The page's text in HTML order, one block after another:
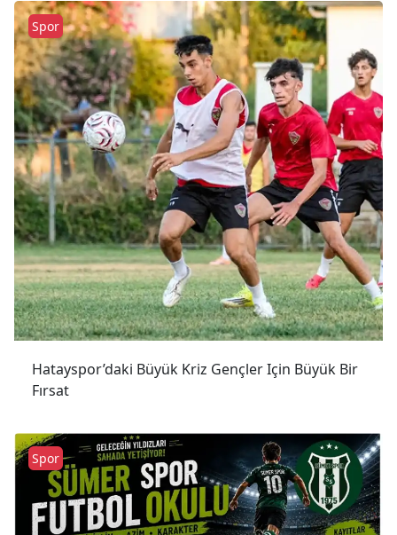
Hatayspor’daki Büyük Kriz Gençler Için Büyük Bir
Fırsat
Spor
Spor